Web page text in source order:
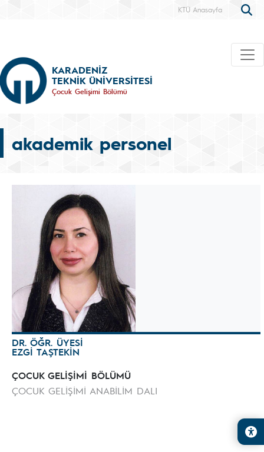
KTÜ Anasayfa
KARADENİZ
TEKNİK ÜNİVERSİTESİ
Çocuk Gelişimi Bölümü
akademik personel
DR. ÖĞR. ÜYESİ
EZGİ TAŞTEKİN
ÇOCUK GELİŞİMİ BÖLÜMÜ
ÇOCUK GELİŞİMİ ANABİLİM DALI